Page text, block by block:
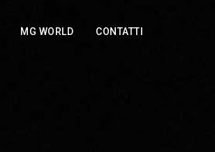
MG WORLD CONTATTI